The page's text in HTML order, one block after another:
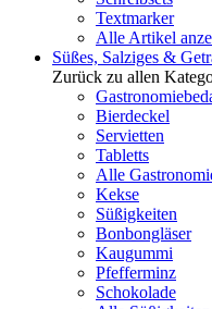
Textmarker
Alle Artikel
Süßes, Salziges &
Zurück zu allen
Bierdeckel
Servietten
Tabletts
Alle
Kekse
Süßigkeiten
Bonbongläser
Kaugummi
Pfefferminz
Schokolade